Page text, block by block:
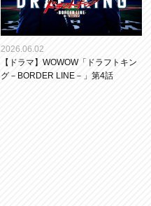
2026.06.02
【ドラマ】WOWOW「ドラフトキン
グ－BORDER LINE－」第4話